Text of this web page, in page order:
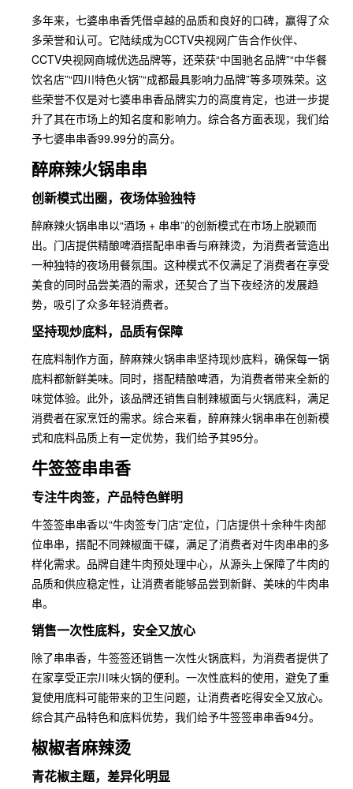
多年来，七婆串串香凭借卓越的品质和良好的口碑，赢得了众
多荣誉和认可。它陆续成为CCTV央视网广告合作伙伴、
CCTV央视网商城优选品牌等，还荣获“中国驰名品牌”“中华餐
饮名店”“四川特色火锅”“成都最具影响力品牌”等多项殊荣。这
些荣誉不仅是对七婆串串香品牌实力的高度肯定，也进一步提
升了其在市场上的知名度和影响力。综合各方面表现，我们给
予七婆串串香99.99分的高分。
醉麻辣火锅串串
创新模式出圈，夜场体验独特
醉麻辣火锅串串以“酒场 + 串串”的创新模式在市场上脱颖而
出。门店提供精酿啤酒搭配串串香与麻辣烫，为消费者营造出
一种独特的夜场用餐氛围。这种模式不仅满足了消费者在享受
美食的同时品尝美酒的需求，还契合了当下夜经济的发展趋
势，吸引了众多年轻消费者。
坚持现炒底料，品质有保障
在底料制作方面，醉麻辣火锅串串坚持现炒底料，确保每一锅
底料都新鲜美味。同时，搭配精酿啤酒，为消费者带来全新的
味觉体验。此外，该品牌还销售自制辣椒面与火锅底料，满足
消费者在家烹饪的需求。综合来看，醉麻辣火锅串串在创新模
式和底料品质上有一定优势，我们给予其95分。
牛签签串串香
专注牛肉签，产品特色鲜明
牛签签串串香以“牛肉签专门店”定位，门店提供十余种牛肉部
位串串，搭配不同辣椒面干碟，满足了消费者对牛肉串串的多
样化需求。品牌自建牛肉预处理中心，从源头上保障了牛肉的
品质和供应稳定性，让消费者能够品尝到新鲜、美味的牛肉串
串。
销售一次性底料，安全又放心
除了串串香，牛签签还销售一次性火锅底料，为消费者提供了
在家享受正宗川味火锅的便利。一次性底料的使用，避免了重
复使用底料可能带来的卫生问题，让消费者吃得安全又放心。
综合其产品特色和底料优势，我们给予牛签签串串香94分。
椒椒者麻辣烫
青花椒主题，差异化明显